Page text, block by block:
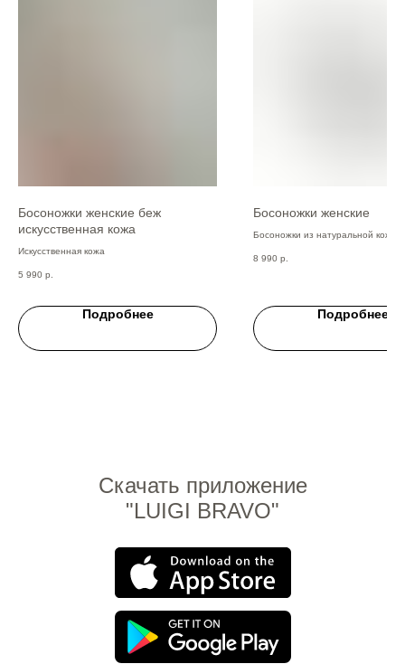
Босоножки женские беж
искусственная кожа
Искусственная кожа
5 990 р.
Подробнее
Босоножки женские
Босоножки из натуральной кожи
8 990 р.
Подробнее
Скачать приложение
"LUIGI BRAVO"